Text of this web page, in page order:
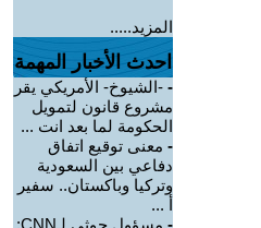
المزيد.....
احدث الأخبار المهمة
- -الشيوخ- الأمريكي يقر
مشروع قانون لتمويل
الحكومة لما بعد انت ...
- معنى توقيع اتفاق
دفاعي بين السعودية
وتركيا وباكستان.. سفير
أ ...
-
مسؤول حوثي لـCNN: